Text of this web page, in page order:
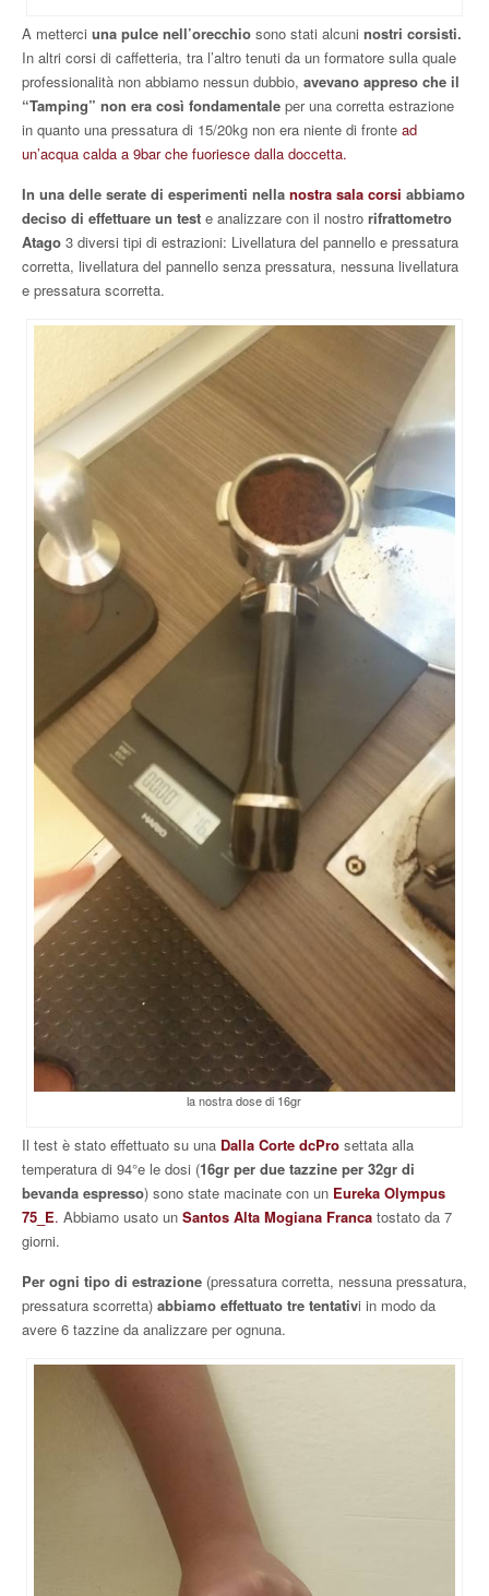
A metterci una pulce nell’orecchio sono stati alcuni nostri corsisti.
In altri corsi di caffetteria, tra l’altro tenuti da un formatore sulla quale
professionalità non abbiamo nessun dubbio, avevano appreso che il
“Tamping” non era così fondamentale per una corretta estrazione
in quanto una pressatura di 15/20kg non era niente di fronte ad
un’acqua calda a 9bar che fuoriesce dalla doccetta.
In una delle serate di esperimenti nella nostra sala corsi abbiamo
deciso di effettuare un test e analizzare con il nostro rifrattometro
Atago 3 diversi tipi di estrazioni: Livellatura del pannello e pressatura
corretta, livellatura del pannello senza pressatura, nessuna livellatura
e pressatura scorretta.
la nostra dose di 16gr
Il test è stato effettuato su una Dalla Corte dcPro settata alla
temperatura di 94°e le dosi (16gr per due tazzine per 32gr di
bevanda espresso) sono state macinate con un Eureka Olympus
75_E. Abbiamo usato un Santos Alta Mogiana Franca tostato da 7
giorni.
Per ogni tipo di estrazione (pressatura corretta, nessuna pressatura,
pressatura scorretta) abbiamo effettuato tre tentativi in modo da
avere 6 tazzine da analizzare per ognuna.